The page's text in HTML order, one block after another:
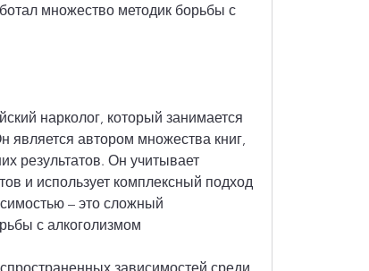
множество методик борьбы с
нарколог, который занимается
является автором множества книг,
результатов. Он учитывает
и использует комплексный подход
– это сложный
с алкоголизмом
зависимостей среди